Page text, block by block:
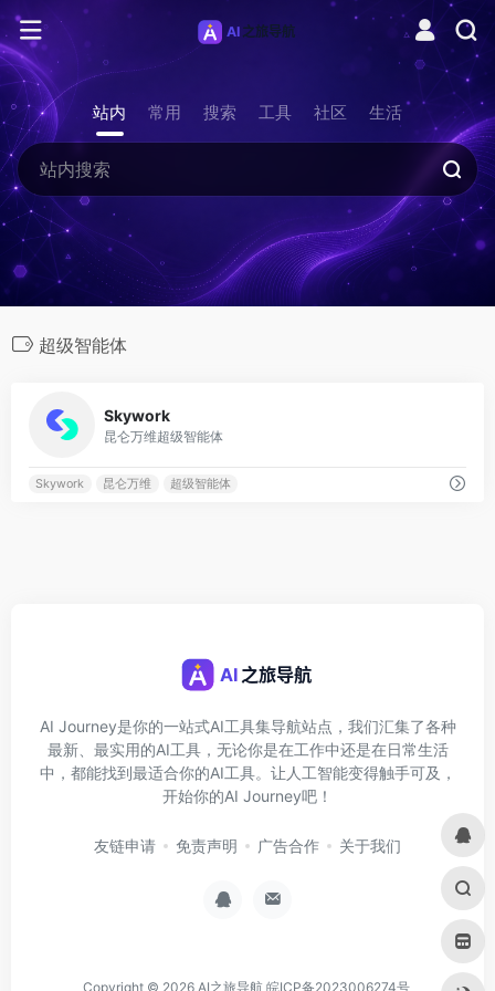
站内 常用 搜索 工具 社区 生活
超级智能体
Skywork
昆仑万维超级智能体
Skywork 昆仑万维 超级智能体
AI Journey是你的一站式AI工具集导航站点，我们汇集了各种
最新、最实用的AI工具，无论你是在工作中还是在日常生活
中，都能找到最适合你的AI工具。让人工智能变得触手可及，
开始你的AI Journey吧！
友链申请 免责声明 广告合作 关于我们
Copyright © 2026 AI之旅导航 皖ICP备2023006274号